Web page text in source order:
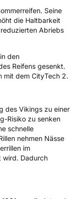
Nein
Seine
die Haltbarkeit
Abriebs
den
Reifens gesenkt.
mit dem CityTech 2.
des Vikings zu einer
Risiko zu senken
schnelle
nehmen Nässe
im
wird. Dadurch